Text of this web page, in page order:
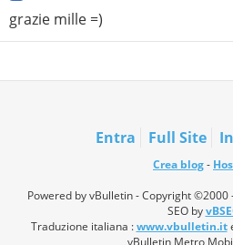
grazie mille =)
Entra Full Site
Crea blog-
Powered by vBulletin - Copyright ©2000
SEO by
Traduzione italiana :www.vbulletin.it